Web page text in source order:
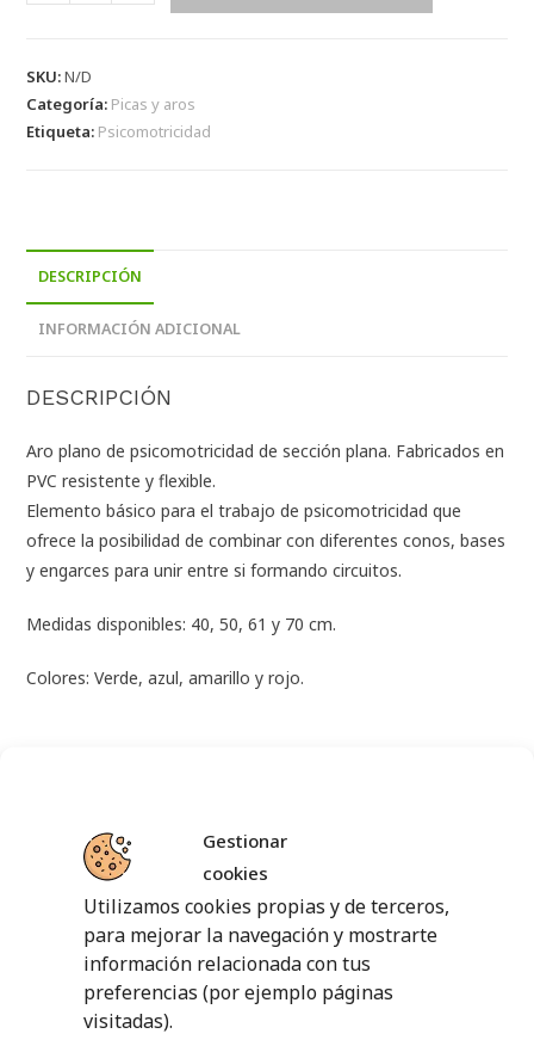
Gestionar
cookies
Utilizamos cookies propias y de terceros,
para mejorar la navegación y mostrarte
información relacionada con tus
preferencias (por ejemplo páginas
visitadas).
SKU:N/D
Categoría: Picas y aros
Etiqueta: Psicomotricidad
DESCRIPCIÓN
INFORMACIÓN ADICIONAL
DESCRIPCIÓN
Aro plano de psicomotricidad de sección plana. Fabricados en
PVC resistente y flexible.
Elemento básico para el trabajo de psicomotricidad que
ofrece la posibilidad de combinar con diferentes conos, bases
y engarces para unir entre si formando circuitos.
Medidas disponibles: 40, 50, 61 y 70 cm.
Colores: Verde, azul, amarillo y rojo.
PICA PVC